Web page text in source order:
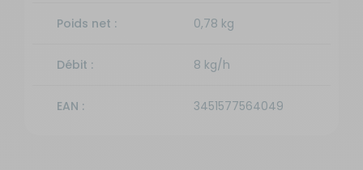
Poids net : 0,78 kg
Débit : 8 kg/h
EAN : 3451577564049